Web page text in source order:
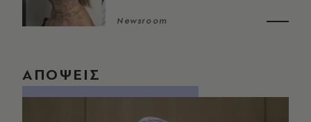
Newsroom
ΑΠΟΨΕΙΣ